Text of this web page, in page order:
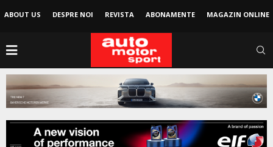
ABOUT US DESPRE NOI REVISTA ABONAMENTE MAGAZIN ONLINE